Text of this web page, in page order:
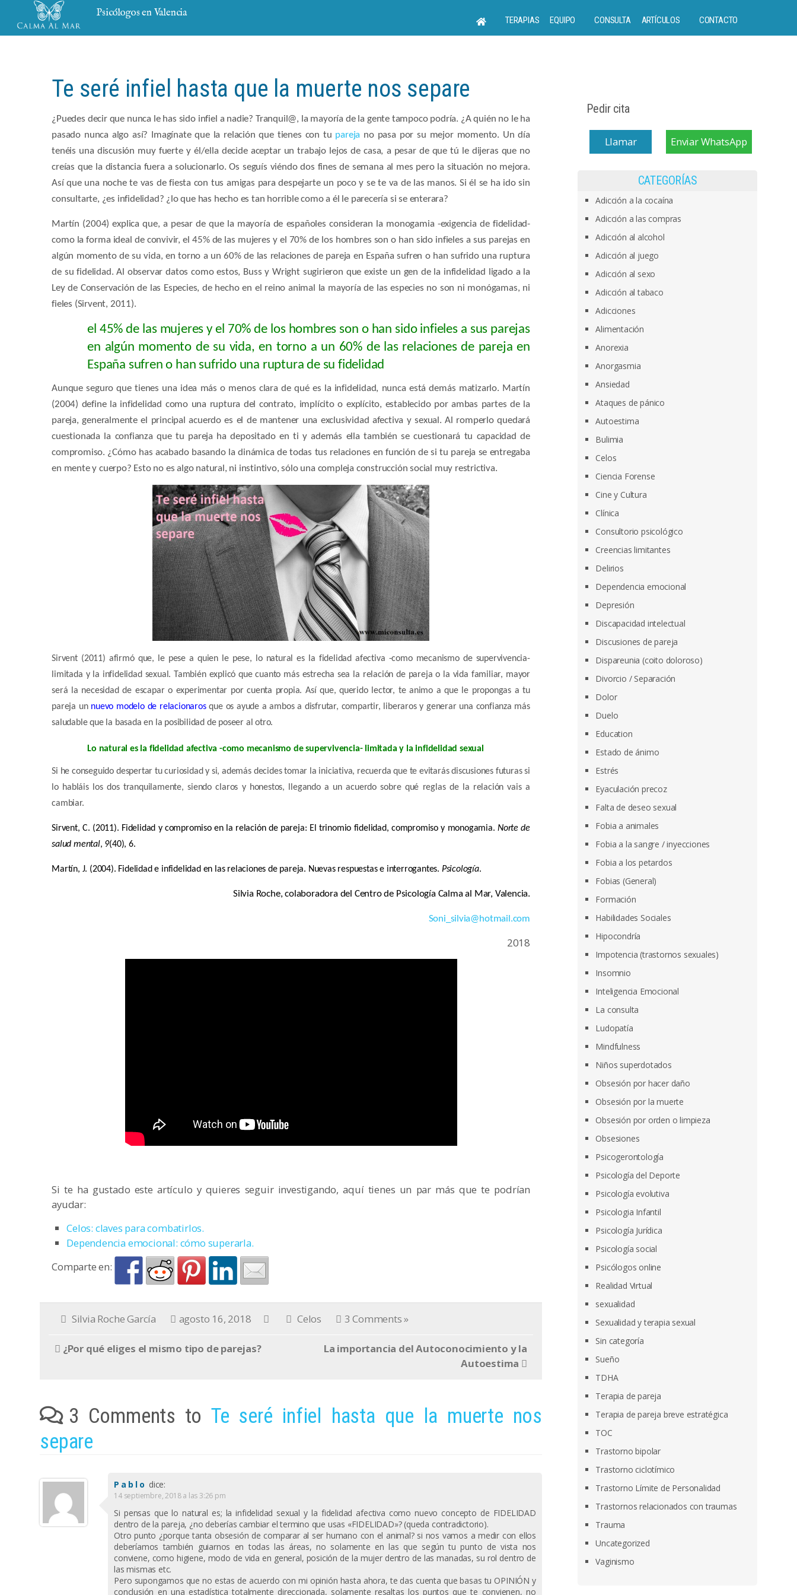
Psicólogos en Valencia
TERAPIAS EQUIPO CONSULTA ARTÍCULOS CONTACTO
Te seré infiel hasta que la muerte nos separe
¿Puedes decir que nunca le has sido infiel a nadie? Tranquil@, la mayoría de la gente tampoco podría. ¿A quién no le ha
pasado nunca algo así? Imagínate que la relación que tienes con tu pareja no pasa por su mejor momento. Un día
tenéis una discusión muy fuerte y él/ella decide aceptar un trabajo lejos de casa, a pesar de que tú le dijeras que no
creías que la distancia fuera a solucionarlo. Os seguís viéndo dos fines de semana al mes pero la situación no mejora.
Así que una noche te vas de fiesta con tus amigas para despejarte un poco y se te va de las manos. Si él se ha ido sin
consultarte, ¿es infidelidad? ¿lo que has hecho es tan horrible como a él le parecería si se enterara?
Martín (2004) explica que, a pesar de que la mayoría de españoles consideran la monogamia -exigencia de fidelidad-
como la forma ideal de convivir, el 45% de las mujeres y el 70% de los hombres son o han sido infieles a sus parejas en
algún momento de su vida, en torno a un 60% de las relaciones de pareja en España sufren o han sufrido una ruptura
de su fidelidad. Al observar datos como estos, Buss y Wright sugirieron que existe un gen de la infidelidad ligado a la
Ley de Conservación de las Especies, de hecho en el reino animal la mayoría de las especies no son ni monógamas, ni
fieles (Sirvent, 2011).
el 45% de las mujeres y el 70% de los hombres son o han sido infieles a sus parejas
en algún momento de su vida, en torno a un 60% de las relaciones de pareja en
España sufren o han sufrido una ruptura de su fidelidad
Aunque seguro que tienes una idea más o menos clara de qué es la infidelidad, nunca está demás matizarlo. Martín
(2004) define la infidelidad como una ruptura del contrato, implícito o explícito, establecido por ambas partes de la
pareja, generalmente el principal acuerdo es el de mantener una exclusividad afectiva y sexual. Al romperlo quedará
cuestionada la confianza que tu pareja ha depositado en ti y además ella también se cuestionará tu capacidad de
compromiso. ¿Cómo has acabado basando la dinámica de todas tus relaciones en función de si tu pareja se entregaba
en mente y cuerpo? Esto no es algo natural, ni instintivo, sólo una compleja construcción social muy restrictiva.
Sirvent (2011) afirmó que, le pese a quien le pese, lo natural es la fidelidad afectiva -como mecanismo de supervivencia-
limitada y la infidelidad sexual. También explicó que cuanto más estrecha sea la relación de pareja o la vida familiar, mayor
será la necesidad de escapar o experimentar por cuenta propia. Así que, querido lector, te animo a que le propongas a tu
pareja un nuevo modelo de relacionaros que os ayude a ambos a disfrutar, compartir, liberaros y generar una confianza más
saludable que la basada en la posibilidad de poseer al otro.
Lo natural es la fidelidad afectiva -como mecanismo de supervivencia- limitada y la infidelidad sexual
Si he conseguido despertar tu curiosidad y si, además decides tomar la iniciativa, recuerda que te evitarás discusiones futuras si
lo habláis los dos tranquilamente, siendo claros y honestos, llegando a un acuerdo sobre qué reglas de la relación vais a
cambiar.
Sirvent, C. (2011). Fidelidad y compromiso en la relación de pareja: El trinomio fidelidad, compromiso y monogamia. Norte de
salud mental, 9(40), 6.
Martín, J. (2004). Fidelidad e infidelidad en las relaciones de pareja. Nuevas respuestas e interrogantes. Psicología.
Silvia Roche, colaboradora del Centro de Psicología Calma al Mar, Valencia.
Soni_silvia@hotmail.com
2018
Si te ha gustado este artículo y quieres seguir investigando, aquí tienes un par más que te podrían
ayudar:
Celos: claves para combatirlos.
Dependencia emocional: cómo superarla.
Comparte en:
Silvia Roche García agosto 16, 2018 Celos 3 Comments »
¿Por qué eliges el mismo tipo de parejas?
La importancia del Autoconocimiento y la
Autoestima
3 Comments to Te seré infiel hasta que la muerte nos
separe
Pablo dice:
14 septiembre, 2018 a las 3:26 pm
Si pensas que lo natural es; la infidelidad sexual y la fidelidad afectiva como nuevo concepto de FIDELIDAD
dentro de la pareja, ¿no deberías cambiar el termino que usas «FIDELIDAD»? (queda contradictorio).
Otro punto ¿porque tanta obsesión de comparar al ser humano con el animal? si nos vamos a medir con ellos
deberíamos también guiarnos en todas las áreas, no solamente en las que según tu punto de vista nos
conviene, como higiene, modo de vida en general, posición de la mujer dentro de las manadas, su rol dentro de
las mismas etc.
Pero supongamos que no estas de acuerdo con mi opinión hasta ahora, te das cuenta que basas tu OPINIÓN y
conclusión en una estadística totalmente direccionada, solamente resaltas los puntos que te convienen, no
Pedir cita
Llamar Enviar WhatsApp
CATEGORÍAS
Adicción a la cocaína
Adicción a las compras
Adicción al alcohol
Adicción al juego
Adicción al sexo
Adicción al tabaco
Adicciones
Alimentación
Anorexia
Anorgasmia
Ansiedad
Ataques de pánico
Autoestima
Bulimia
Celos
Ciencia Forense
Cine y Cultura
Clínica
Consultorio psicológico
Creencias limitantes
Delirios
Dependencia emocional
Depresión
Discapacidad intelectual
Discusiones de pareja
Dispareunia (coito doloroso)
Divorcio / Separación
Dolor
Duelo
Education
Estado de ánimo
Estrés
Eyaculación precoz
Falta de deseo sexual
Fobia a animales
Fobia a la sangre / inyecciones
Fobia a los petardos
Fobias (General)
Formación
Habilidades Sociales
Hipocondría
Impotencia (trastornos sexuales)
Insomnio
Inteligencia Emocional
La consulta
Ludopatía
Mindfulness
Niños superdotados
Obsesión por hacer daño
Obsesión por la muerte
Obsesión por orden o limpieza
Obsesiones
Psicogerontología
Psicología del Deporte
Psicología evolutiva
Psicologia Infantil
Psicología Jurídica
Psicología social
Psicólogos online
Realidad Virtual
sexualidad
Sexualidad y terapia sexual
Sin categoría
Sueño
TDHA
Terapia de pareja
Terapia de pareja breve estratégica
TOC
Trastorno bipolar
Trastorno ciclotímico
Trastorno Límite de Personalidad
Trastornos relacionados con traumas
Trauma
Uncategorized
Vaginismo